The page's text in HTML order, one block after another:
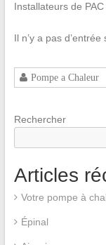
Installateurs de
Il n’y a pas d’entrée
Pompe a Chaleur
Rechercher
Articles
Votre pompe à
Épinal